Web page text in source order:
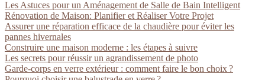
Les Astuces pour un Aménagement de Salle de Bain Intelligent
Rénovation de Maison: Planifier et Réaliser Votre Projet
Assurer une réparation efficace de la chaudière pour éviter les
pannes hivernales
Construire une maison moderne : les étapes à suivre
Les secrets pour réussir un agrandissement de photo
Garde-corps en verre extérieur : comment faire le bon choix ?